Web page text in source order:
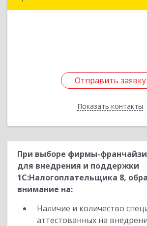
Отправить заявку
Показать контакты
Отправить заявку
Назад
При выборе фирмы-
для внедрения и поддержки
1С:Налогоплательщика 8,
внимание на:
Наличие и количество
аттестованных на